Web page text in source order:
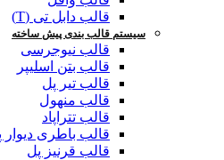
قالب دابل تی (T)
سیستم قالب بندی پیش ساخته
قالب نیوجرسی
قالب بتن اسلیپر
قالب تیر پل
قالب منهول
قالب تتراپاد
قالب باطری
قالب قرنیز پل